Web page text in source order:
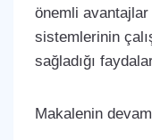
önemli
sistemlerinin
sağladığı
Makalenin